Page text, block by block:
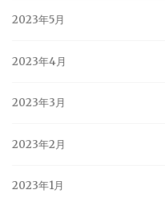
2023年5月
2023年4月
2023年3月
2023年2月
2023年1月